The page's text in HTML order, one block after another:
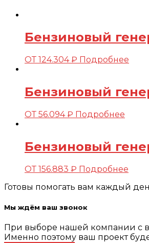
Бензиновый
ОТ 124.304₽ Подробнее
Бензиновый
ОТ 56.094₽ Подробнее
Бензиновый
ОТ 156.883 ₽ Подробнее
Готовы помогать вам каждый
Мы ждём ваш звонок
При выборе нашей компании с
Именно поэтому ваш проект